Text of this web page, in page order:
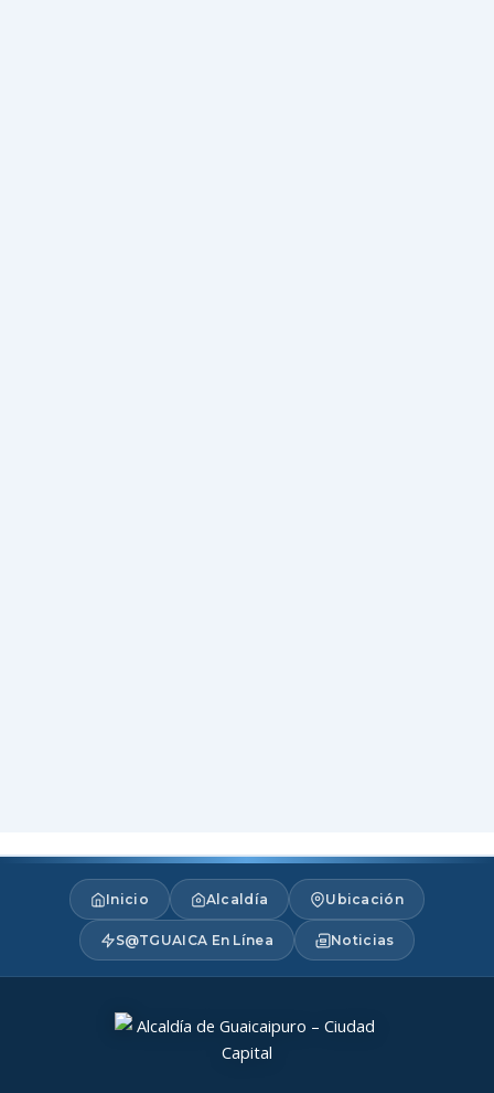
Inicio Alcaldía Ubicación
S@TGUAICA En Línea Noticias